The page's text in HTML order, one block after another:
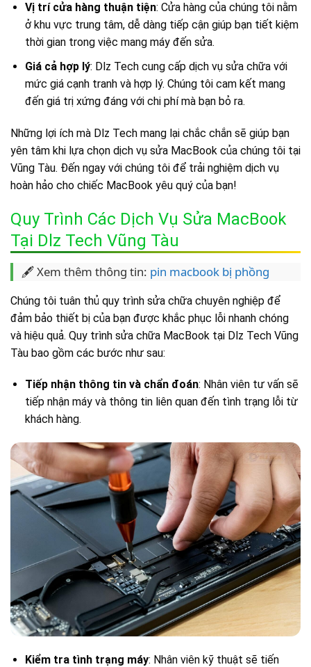
Vị trí cửa hàng thuận tiện: Cửa hàng của chúng tôi nằm
ở khu vực trung tâm, dễ dàng tiếp cận giúp bạn tiết kiệm
thời gian trong việc mang máy đến sửa.
Giá cả hợp lý: Dlz Tech cung cấp dịch vụ sửa chữa với
mức giá cạnh tranh và hợp lý. Chúng tôi cam kết mang
đến giá trị xứng đáng với chi phí mà bạn bỏ ra.
Những lợi ích mà Dlz Tech mang lại chắc chắn sẽ giúp bạn
yên tâm khi lựa chọn dịch vụ sửa MacBook của chúng tôi tại
Vũng Tàu. Đến ngay với chúng tôi để trải nghiệm dịch vụ
hoàn hảo cho chiếc MacBook yêu quý của bạn!
Quy Trình Các Dịch Vụ Sửa MacBook
Tại Dlz Tech Vũng Tàu
🖋️ Xem thêm thông tin: pin macbook bị phồng
Chúng tôi tuân thủ quy trình sửa chữa chuyên nghiệp để
đảm bảo thiết bị của bạn được khắc phục lỗi nhanh chóng
và hiệu quả. Quy trình sửa chữa MacBook tại Dlz Tech Vũng
Tàu bao gồm các bước như sau:
Tiếp nhận thông tin và chẩn đoán: Nhân viên tư vấn sẽ
tiếp nhận máy và thông tin liên quan đến tình trạng lỗi từ
khách hàng.
Kiểm tra tình trạng máy: Nhân viên kỹ thuật sẽ tiến